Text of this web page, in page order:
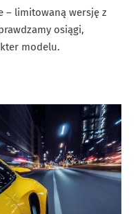
– limitowaną wersję z
osiągi,
modelu.